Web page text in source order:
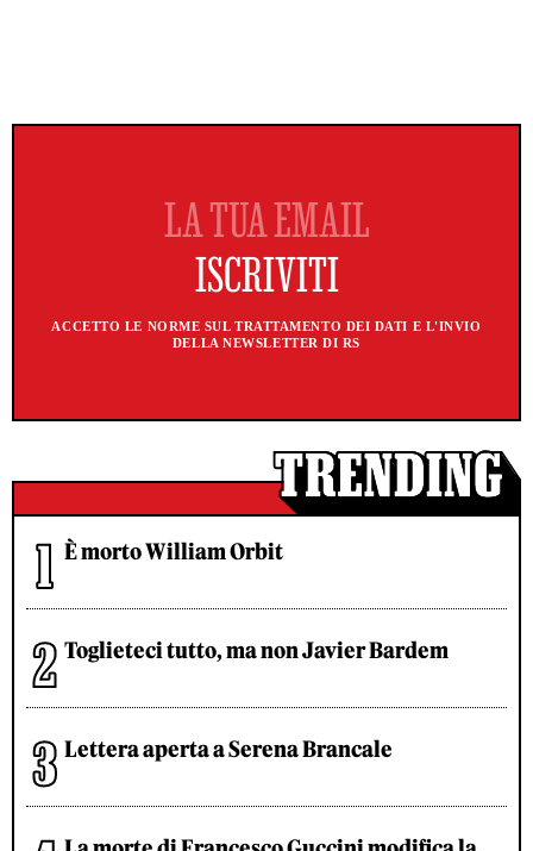
ACCETTO LE NORME SUL TRATTAMENTO DEI DATI E L'INVIO
DELLA NEWSLETTER DI RS
È morto William Orbit
Toglieteci tutto, ma non Javier Bardem
Lettera aperta a Serena Brancale